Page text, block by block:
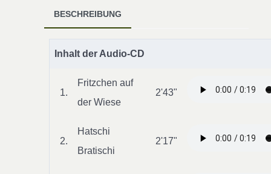
BESCHREIBUNG
Inhalt der Audio-CD
1.
Fritzchen auf
der Wiese
2'43"
2.
Hatschi
Bratischi
2'17"